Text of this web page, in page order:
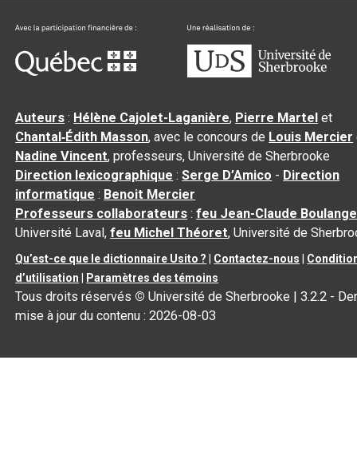
Auteurs : Hélène Cajolet-Laganière, Pierre Martel et
Chantal‑Édith Masson, avec le concours de Louis Mercier
Nadine Vincent, professeurs, Université de Sherbrooke
Direction lexicographique :Serge D’Amico - Direction
informatique : Benoit Mercier
Professeurs collaborateurs :feu Jean-Claude
Université Laval,feu Michel Théoret, Université de
Qu’est-ce que le dictionnaire Usito ? Contactez-nous
d’utilisation
Paramètres des témoins
Tous droits réservés © Université de Sherbrooke |3.2.2 -
mise à jour du contenu :2026-08-03